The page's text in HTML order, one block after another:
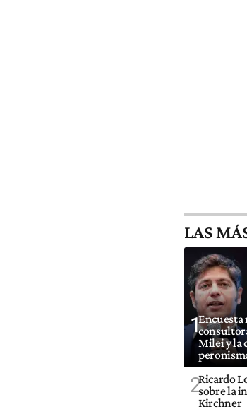
LAS
1Encuesta
Milei y la
2Ricardo
sobre la
Kirchner